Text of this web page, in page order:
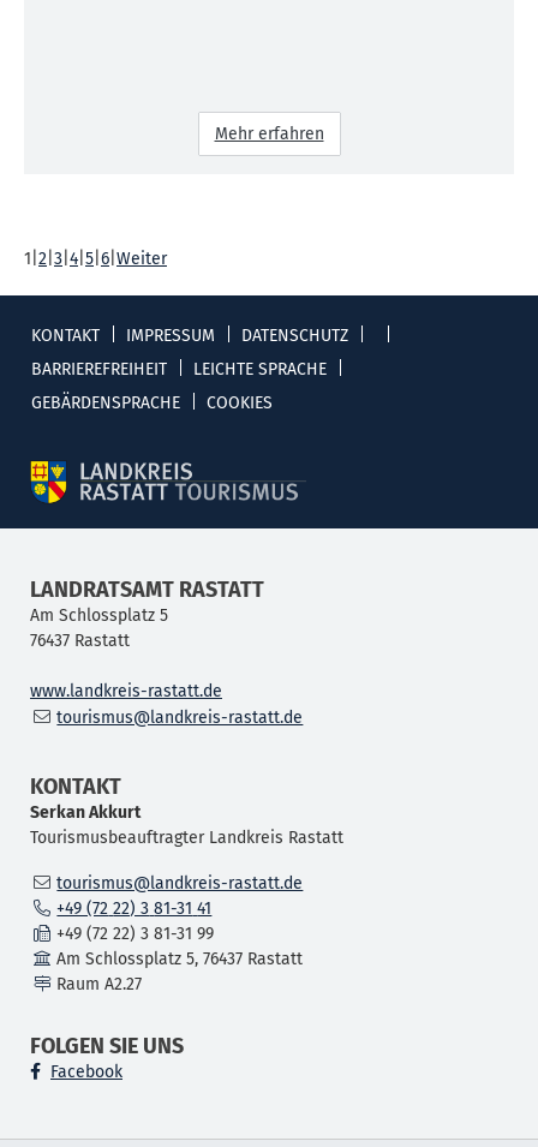
Mehr erfahren
1 2 3 4 5 6 Weiter
KONTAKT IMPRESSUM
DATENSCHUTZ
BARRIEREFREIHEIT
LEICHTE SPRACHE
GEBÄRDENSPRACHE
COOKIES
LANDRATSAMT RASTATT
Am Schlossplatz 5
76437 Rastatt
www.landkreis-rastatt.de
tourismus@landkreis-rastatt.de
KONTAKT
SerkanAkkurt
Tourismusbeauftragter Landkreis Rastatt
tourismus@landkreis-rastatt.de
+49 (72 22) 3 81-31 41
+49 (72 22) 3 81-31 99
Am Schlossplatz 5, 76437 Rastatt
Raum A2.27
FOLGEN SIE UNS
Facebook